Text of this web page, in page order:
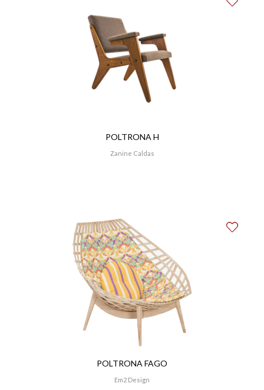
POLTRONA H
Zanine Caldas
POLTRONA FAGO
Em2 Design